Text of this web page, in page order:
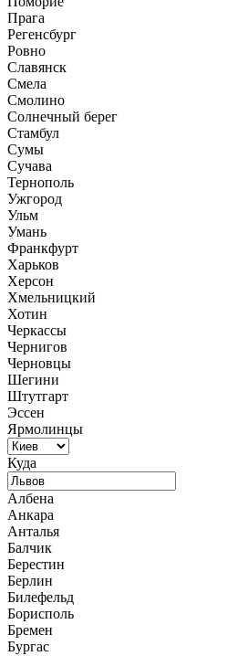
Прага
Регенсбург
Ровно
Славянск
Смела
Смолино
Солнечный берег
Стамбул
Сумы
Сучава
Тернополь
Ужгород
Ульм
Умань
Франкфурт
Харьков
Херсон
Хмельницкий
Хотин
Черкассы
Чернигов
Черновцы
Шегини
Штутгарт
Эссен
Ярмолинцы
Куда
Албена
Анкара
Анталья
Балчик
Берестин
Берлин
Билефельд
Борисполь
Бремен
Бургас